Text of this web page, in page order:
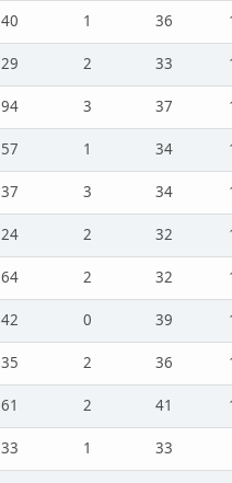
40 1 36
29 2 33
94 3 37
57 1 34
37 3 34
24 2 32
64 2 32
42 0 39
35 2 36
61 2 41
33 1
33